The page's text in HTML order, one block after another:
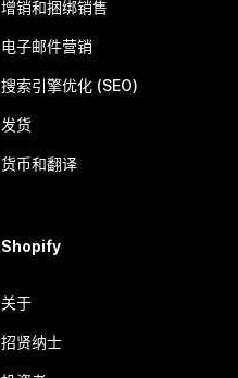
增销和捆绑销售
电子邮件营销
搜索引擎优化 (SEO)
发货
货币和翻译
Shopify
关于
招贤纳士